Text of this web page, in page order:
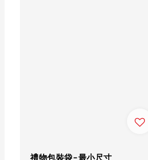
禮物包裝袋-最小尺寸